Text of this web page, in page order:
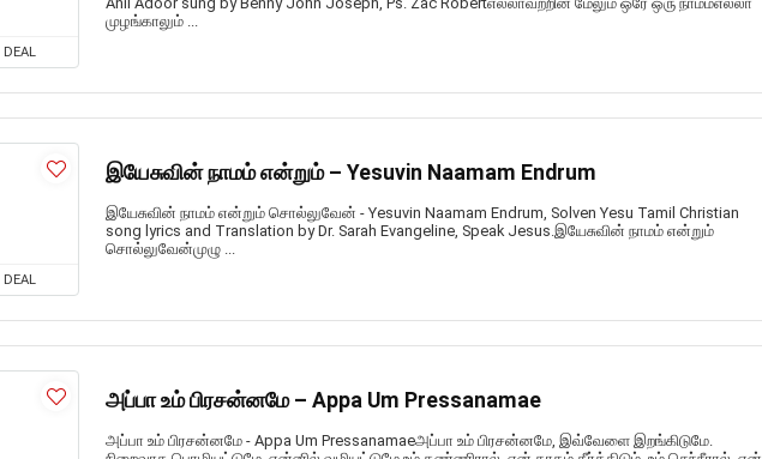
DEAL
முழங்காலும் ...
DEAL
இயேசுவின் நாமம் என்றும் – Yesuvin Naamam Endrum
இயேசுவின் நாமம் என்றும் சொல்லுவேன் - Yesuvin Naamam Endrum, Solven Yesu Tamil Christian
song lyrics and Translation by Dr. Sarah Evangeline, Speak Jesus.இயேசுவின் நாமம் என்றும்
சொல்லுவேன்முழு ...
அப்பா உம் பிரசன்னமே – Appa Um Pressanamae
அப்பா உம் பிரசன்னமே - Appa Um Pressanamaeஅப்பா உம் பிரசன்னமே, இவ்வேளை இறங்கிடுமே.